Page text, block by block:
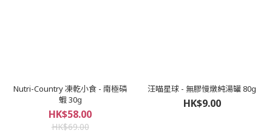
Nutri-Country 凍乾小食 - 南極磷
蝦 30g
HK$58.00
HK$69.00
汪喵星球 - 無膠慢燉純湯罐 80g
HK$9.00